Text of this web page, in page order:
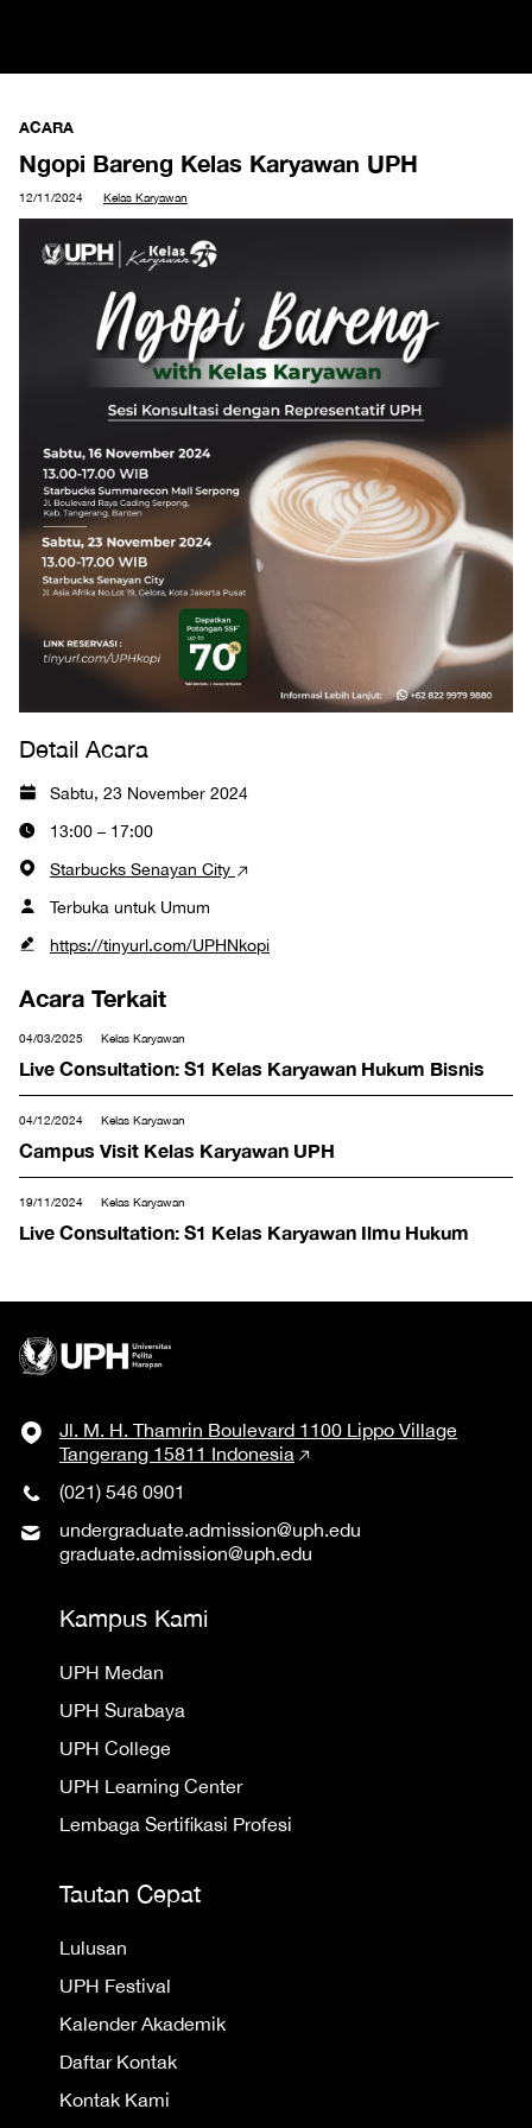
ACARA
Ngopi Bareng Kelas Karyawan UPH
12/11/2024 Kelas Karyawan
Detail Acara
Sabtu, 23 November 2024
13:00 – 17:00
Starbucks Senayan City
Terbuka untuk Umum
https://tinyurl.com/UPHNkopi
Acara Terkait
04/03/2025 Kelas Karyawan
Live Consultation: S1 Kelas Karyawan Hukum Bisnis
04/12/2024 Kelas Karyawan
Campus Visit Kelas Karyawan UPH
19/11/2024 Kelas Karyawan
Live Consultation: S1 Kelas Karyawan Ilmu Hukum
Jl. M. H. Thamrin Boulevard 1100 Lippo Village
Tangerang 15811 Indonesia
(021) 546 0901
undergraduate.admission@uph.edu
graduate.admission@uph.edu
Kampus Kami
UPH Medan
UPH Surabaya
UPH College
UPH Learning Center
Lembaga Sertifikasi Profesi
Tautan Cepat
Lulusan
UPH Festival
Kalender Akademik
Daftar Kontak
Kontak Kami